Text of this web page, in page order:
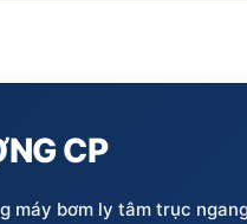
CP
máy bơm ly tâm trục